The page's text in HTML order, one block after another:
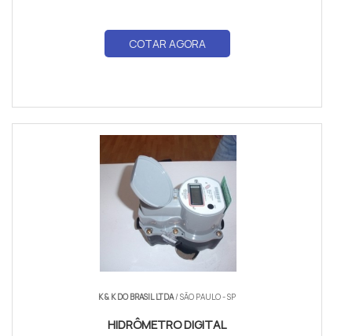
COTAR AGORA
K & K DO BRASIL LTDA/ SÃO PAULO - SP
HIDRÔMETRO DIGITAL